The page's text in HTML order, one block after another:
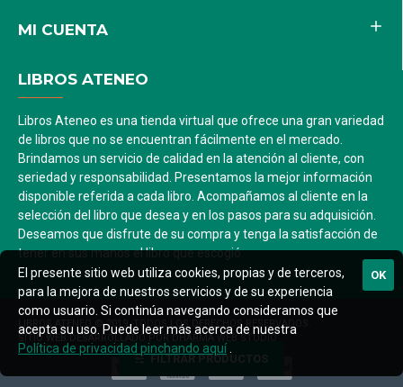
MI CUENTA
LIBROS ATENEO
Libros Ateneo es una tienda virtual que ofrece una gran variedad
de libros que no se encuentran fácilmente en el mercado.
Brindamos un servicio de calidad en la atención al cliente, con
seriedad y responsabilidad. Presentamos la mejor información
disponible referida a cada libro. Acompañamos al cliente en la
selección del libro que desea y en los pasos para su adquisición.
Deseamos que disfrute de su compra y tenga la satisfacción de
tener en sus manos el libro que escogió.
LIBROS ATENEO © 2019. TODOS LOS DERECHOS RESERVADOS.
SITIO WEB DESARROLLADO POR DHARMA WEB STUDIO
OK
El presente sitio web utiliza cookies, propias y de terceros,
para la mejora de nuestros servicios y de su experiencia
como usuario. Si continúa navegando consideramos que
acepta su uso. Puede leer más acerca de nuestra
Política de privacidad pinchando aquí
FILTRAR PRODUCTOS